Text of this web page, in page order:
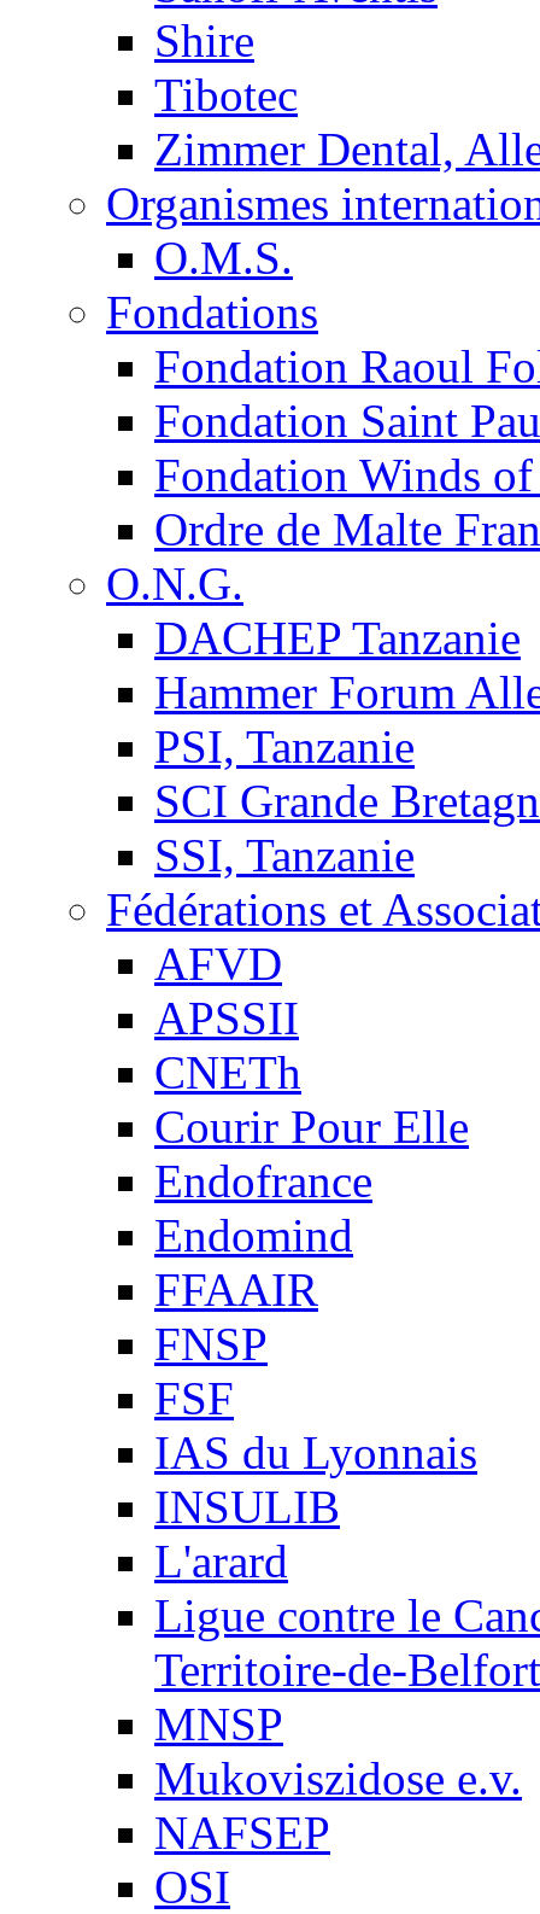
Shire
Tibotec
Zimmer Dental,
Organismes
O.M.S.
Fondations
Fondation Raoul
Fondation Saint
Fondation Winds
Ordre de Malte
O.N.G.
DACHEP Tanzanie
Hammer Forum
PSI, Tanzanie
SCI Grande
SSI, Tanzanie
Fédérations et
AFVD
APSSII
CNETh
Courir Pour Elle
Endofrance
Endomind
FFAAIR
FNSP
FSF
IAS du Lyonnais
INSULIB
L'arard
Ligue contre le
Territoire-de-Belfort
MNSP
Mukoviszidose e.v.
NAFSEP
OSI